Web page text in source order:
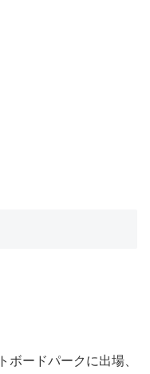
ボードパークに出場、